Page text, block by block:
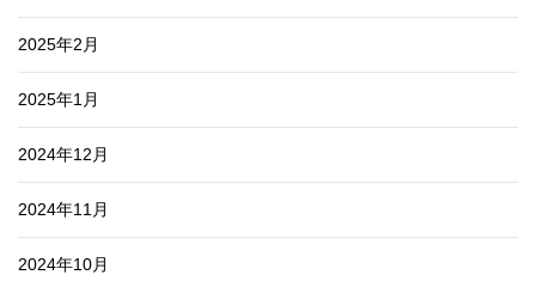
2025年2月
2025年1月
2024年12月
2024年11月
2024年10月